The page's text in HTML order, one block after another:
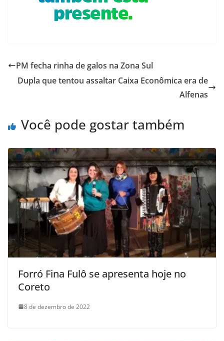
PM fecha rinha de galos na Zona Sul
Dupla que tentou assaltar Caixa Econômica era de
Alfenas
Você pode gostar também
Forró Fina Fulô se apresenta hoje no
Coreto
8 de dezembro de 2022